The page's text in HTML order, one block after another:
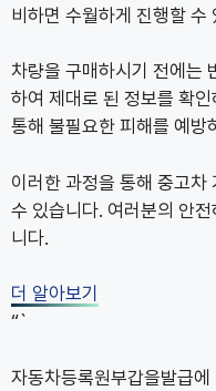
비하면 수월하게 진행할 수
차량을 구매하시기 전에는
하여 제대로 된 정보를 확
통해 불필요한 피해를 예방
이러한 과정을 통해 중고차
수 있습니다. 여러분의 안
니다.
더 알아보기
“`
자동차등록원부갑을발급